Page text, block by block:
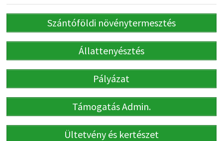
Szántóföldi növénytermesztés
Állattenyésztés
Pályázat
Támogatás Admin.
Ültetvény és kertészet